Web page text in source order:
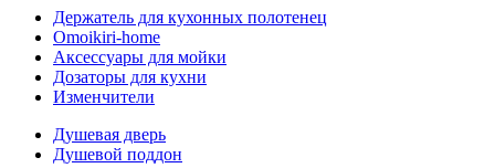
Держатель для кухонных полотенец
Omoikiri-home
Аксессуары для мойки
Дозаторы для кухни
Изменчители
Душевая дверь
Душевой поддон